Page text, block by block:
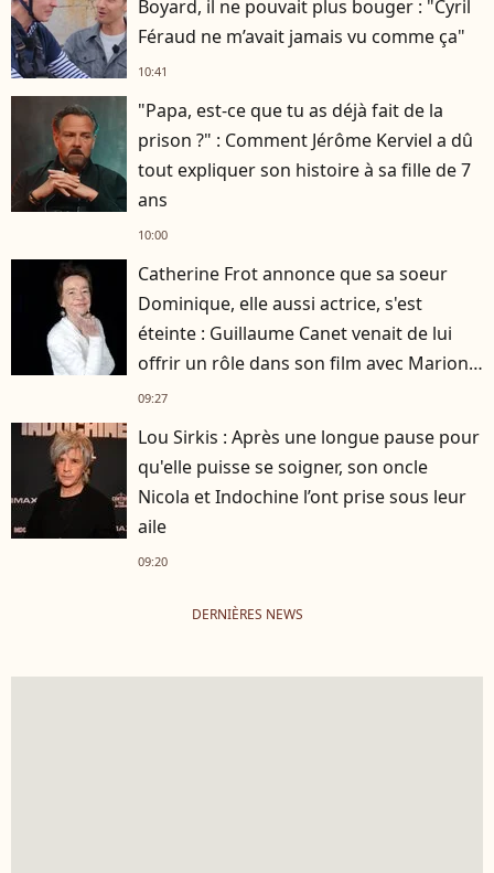
Boyard, il ne pouvait plus bouger : "Cyril
Féraud ne m’avait jamais vu comme ça"
10:41
"Papa, est-ce que tu as déjà fait de la
prison ?" : Comment Jérôme Kerviel a dû
tout expliquer son histoire à sa fille de 7
ans
10:00
Catherine Frot annonce que sa soeur
Dominique, elle aussi actrice, s'est
éteinte : Guillaume Canet venait de lui
offrir un rôle dans son film avec Marion
Cotillard
09:27
Lou Sirkis : Après une longue pause pour
qu'elle puisse se soigner, son oncle
Nicola et Indochine l’ont prise sous leur
aile
09:20
DERNIÈRES NEWS